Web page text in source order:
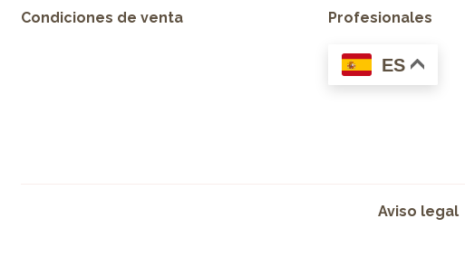
Condiciones de venta Profesionales
ES
Aviso legal